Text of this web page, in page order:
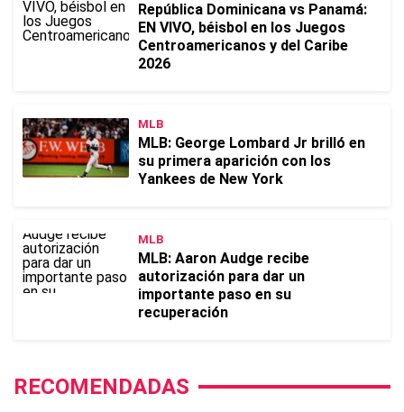
República Dominicana vs Panamá:
EN VIVO, béisbol en los Juegos
Centroamericanos y del Caribe
2026
MLB
MLB: George Lombard Jr brilló en
su primera aparición con los
Yankees de New York
MLB
MLB: Aaron Audge recibe
autorización para dar un
importante paso en su
recuperación
RECOMENDADAS